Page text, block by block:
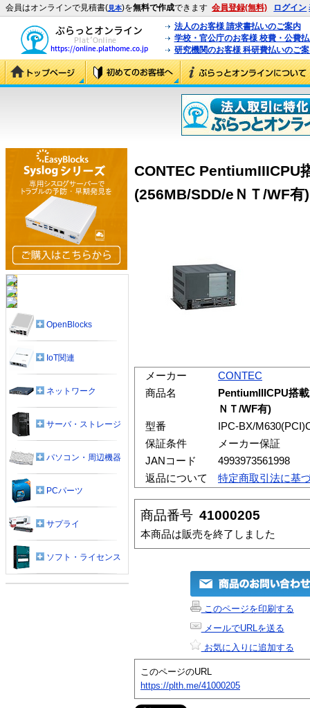
会員はオンラインで見積書(見本)を無料で作成できます 会員登録(無料) ログイン
法人のお客様 請求書払いのご案内
学校・官公庁のお客様 校費・公費
研究機関のお客様 科研費払いのご
CONTEC PentiumIIICPU
(256MB/SDD/eＮＴ/WF
メーカー
CONTEC
商品名
PentiumIIICPU搭
ＮＴ/WF有)
型番
IPC-BX/
保証条件
メーカー保証
JANコード
4993973561998
返品について
特定商取引法に基
商品番号 41000205
本商品は販売を終了しました
このページを印刷する
メールでURLを送る
お気に入りに追加する
このページのURL
https://plth.me/41000205
OpenBlocks
IoT関連
ネットワーク
サーバ・ストレージ
パソコン・周辺機器
PCパーツ
サプライ
ソフト・ライセンス